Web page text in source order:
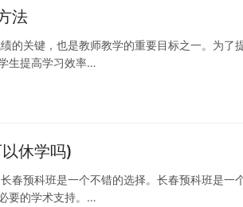
法
的关键，也是教师教学的重要目标之一。为了
生提高学习效率…
休学吗)
春预科班是一个不错的选择。长春预科班是一
要的学术支持。…